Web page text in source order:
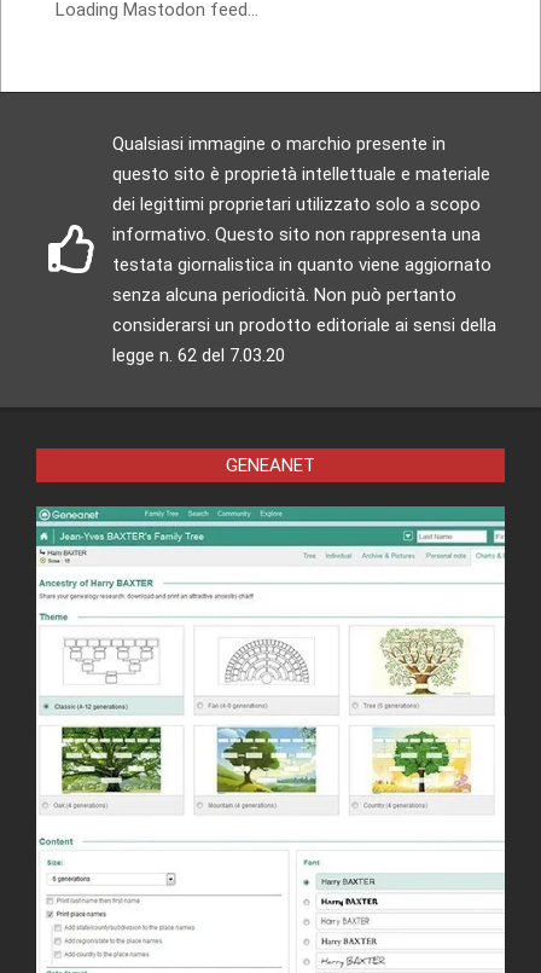
Loading Mastodon feed...
Qualsiasi immagine o marchio presente in
questo sito è proprietà intellettuale e materiale
dei legittimi proprietari utilizzato solo a scopo
informativo. Questo sito non rappresenta una
testata giornalistica in quanto viene aggiornato
senza alcuna periodicità. Non può pertanto
considerarsi un prodotto editoriale ai sensi della
legge n. 62 del 7.03.20
GENEANET